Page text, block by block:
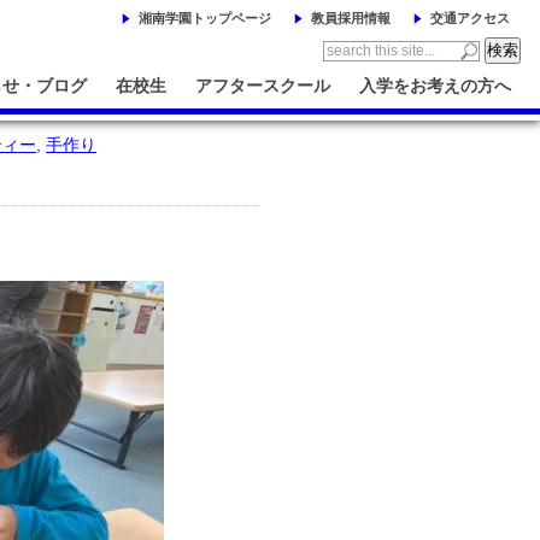
湘南学園トップページ 教員採用情報 交通アクセス
・ブログ 在校生 アフタースクール 入学をお考えの方へ
ー 手作り